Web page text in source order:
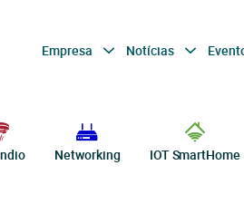
Empresa Notícias
Networking IOT SmartHome